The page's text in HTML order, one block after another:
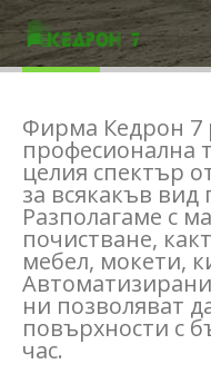
За нас
Фирма Кедрон 7
професионална
целия спектър
за всякакъв вид
Разполагаме с
почистване,
мебел, мокети,
ни позволяват
повърхности с
час.